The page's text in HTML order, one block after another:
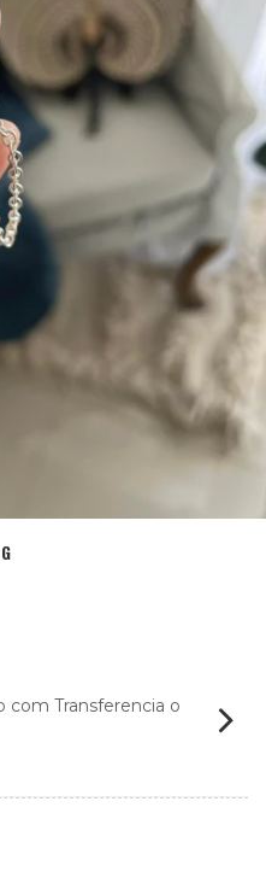
com Transferencia o